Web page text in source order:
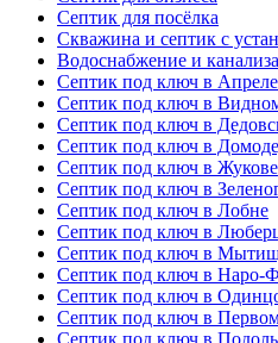
Септик для посёлка
Скважина и септик с
Водоснабжение и
Септик под ключ в
Септик под ключ в
Септик под ключ в
Септик под ключ в
Септик под ключ в Жукове
Септик под ключ в
Септик под ключ в Лобне
Септик под ключ в
Септик под ключ в
Септик под ключ в Наро-
Септик под ключ в
Септик под ключ в
Септик под ключ в